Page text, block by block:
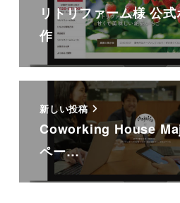
リトリファーム様 公
作
新しい投稿
Coworking House
ペー…